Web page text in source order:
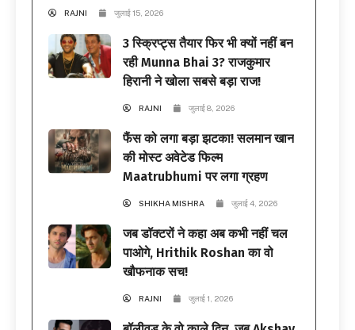
RAJNI जुलाई 15, 2026
3 स्क्रिप्ट्स तैयार फिर भी क्यों नहीं बन
रही Munna Bhai 3? राजकुमार
हिरानी ने खोला सबसे बड़ा राज!
RAJNI जुलाई 8, 2026
फैंस को लगा बड़ा झटका! सलमान खान
की मोस्ट अवेटेड फिल्म
Maatrubhumi पर लगा ग्रहण
SHIKHA MISHRA जुलाई 4, 2026
जब डॉक्टरों ने कहा अब कभी नहीं चल
पाओगे, Hrithik Roshan का वो
खौफनाक सच!
RAJNI जुलाई 1, 2026